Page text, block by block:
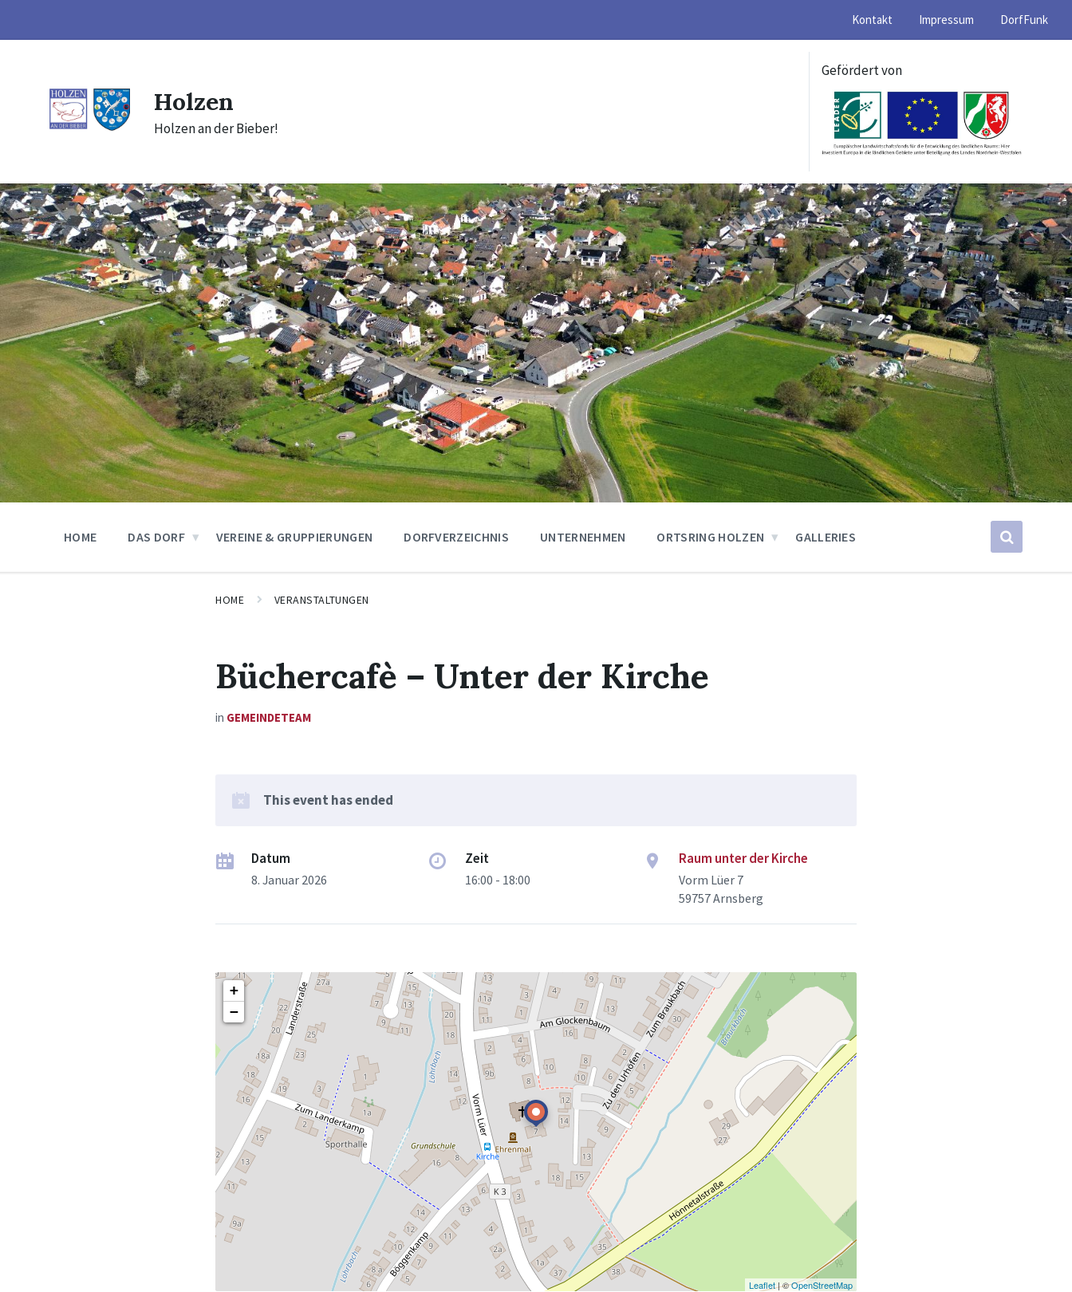
content
main
footer
Kontakt Impressum DorfFunk
Holzen
Holzen an der Bieber!
Gefördert von
HOME DAS DORF VEREINE & GRUPPIERUNGEN DORFVERZEICHNIS UNTERNEHMEN ORTSRING HOLZEN GALLERIES
HOME VERANSTALTUNGEN
Büchercafè – Unter der Kirche
in GEMEINDETEAM
This event has ended
Datum
8. Januar 2026
Zeit
16:00 - 18:00
Raum unter der Kirche
Vorm Lüer 7
59757 Arnsberg
+
−
Leaflet| ©OpenStreetMap